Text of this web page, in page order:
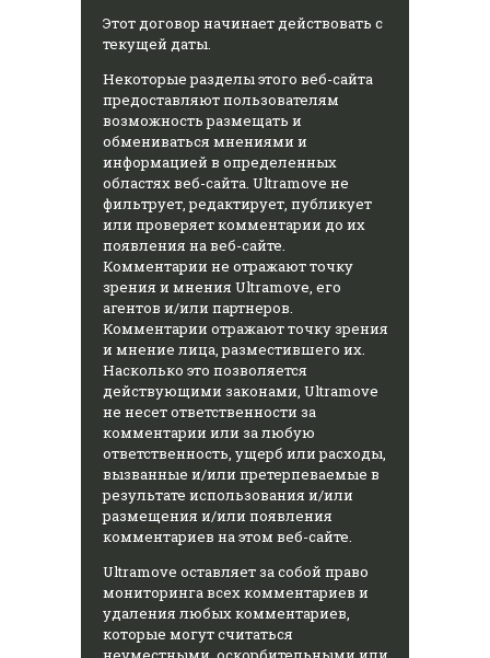
Этот договор начинает действовать с
текущей даты.
Некоторые разделы этого веб-сайта
предоставляют пользователям
возможность размещать и
обмениваться мнениями и
информацией в определенных
областях веб-сайта. Ultramove не
фильтрует, редактирует, публикует
или проверяет комментарии до их
появления на веб-сайте.
Комментарии не отражают точку
зрения и мнения Ultramove, его
агентов и/или партнеров.
Комментарии отражают точку зрения
и мнение лица, разместившего их.
Насколько это позволяется
действующими законами, Ultramove
не несет ответственности за
комментарии или за любую
ответственность, ущерб или расходы,
вызванные и/или претерпеваемые в
результате использования и/или
размещения и/или появления
комментариев на этом веб-сайте.
Ultramove оставляет за собой право
мониторинга всех комментариев и
удаления любых комментариев,
которые могут считаться